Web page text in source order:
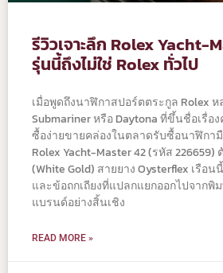
รีวิวเจาะลึก Rolex Yacht-
รุ่นนี้ถึงไม่ใช่ Rolex ทั่วไป
เมื่อพูดถึงนาฬิกาสปอร์ตตระกูล Rolex
Submariner หรือ Daytona ที่ขึ้นชื่อเรื่
ซื้อง่ายขายคล่องในตลาดรับซื้อนาฬิกา
Rolex Yacht-Master 42 (รหัส 226659)
(White Gold) สายยาง Oysterflex เรือ
และข้อถกเถียงที่แปลกแยกออกไปจากพิ
แบรนด์อย่างสิ้นเชิง
READ MORE »